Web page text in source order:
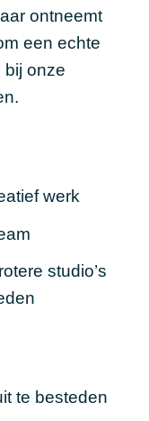
ontneemt
een echte
bij onze
werk
studio’s
te besteden